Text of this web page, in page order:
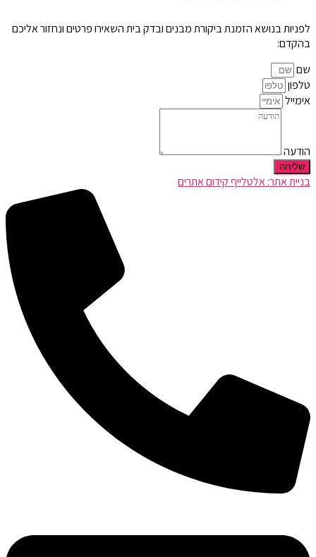
לפניות בנושא הזמנת ביקורת מבנים ובדק בית השאירו פרטים ונחזור אליכם
בהקדם:
שם
טלפון
אימייל
הודעה
שליחה
בניית אתר: אלטלייף קידום אתרים